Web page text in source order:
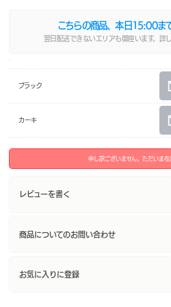
こちらの商品、本日 15:00ま
翌日配送できないエリアも御座います。詳
ブラック
カーキ
申し訳ございません。ただいま在
レビューを書く
商品についてのお問い合わせ
お気に入りに登録